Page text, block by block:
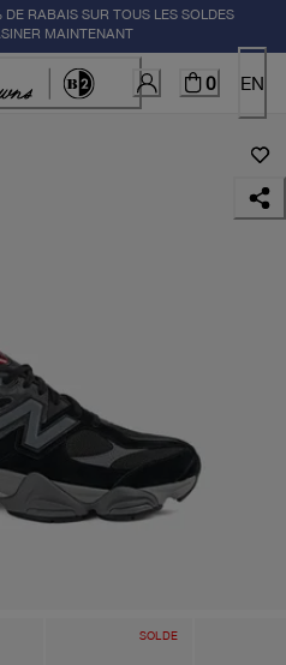
RABAIS SUR TOUS LES SOLDES
MAINTENANT
0 EN
SOLDE